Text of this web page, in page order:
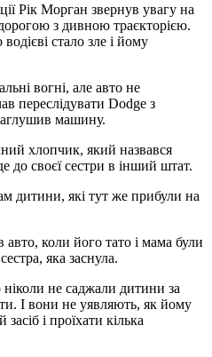
Рік Морган звернув увагу на
з дивною траєкторією.
стало зле і йому
вогні, але авто не
переслідувати Dodge з
машину.
хлопчик, який назвався
до своєї сестри в інший штат.
дитини, які тут же прибули на
коли його тато і мама були
яка заснула.
не саджали дитини за
І вони не уявляють, як йому
і проїхати кілька